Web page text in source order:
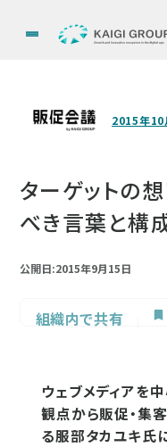
2015年10
ターゲットの
べき言葉と構
公開日:2015年9月15日
組織内で共有
ウェブメディアを
観点から販促・集
る服部タカユキ氏